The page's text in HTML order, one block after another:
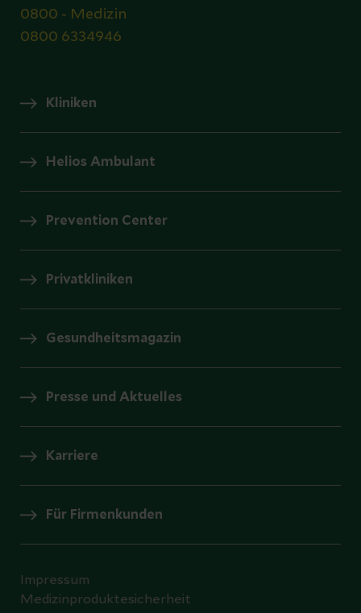
0800 - Medizin
0800 6334946
Kliniken
Helios Ambulant
Prevention Center
Privatkliniken
Gesundheitsmagazin
Presse und Aktuelles
Karriere
Für Firmenkunden
Impressum
Medizinproduktesicherheit